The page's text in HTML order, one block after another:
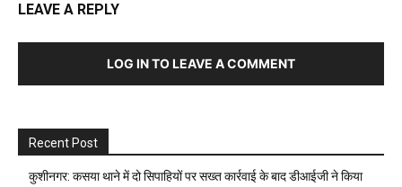
LEAVE A REPLY
LOG IN TO LEAVE A COMMENT
Recent Post
कुशीनगर: कसया थाने में दो सिपाहियों पर सख्त कार्रवाई के बाद डीआईजी ने किया